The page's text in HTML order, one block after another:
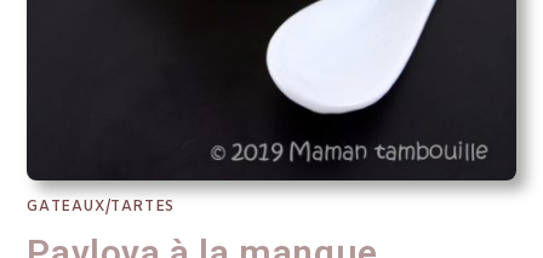
GATEAUX/TARTES